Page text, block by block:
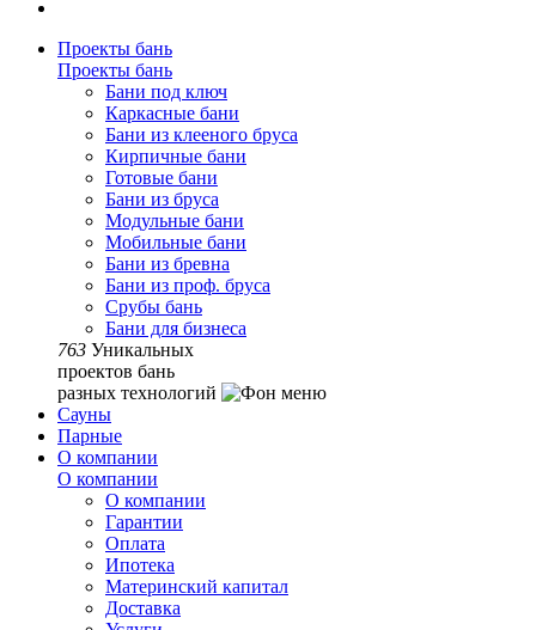
Проекты бань
Проекты бань
Бани под ключ
Каркасные бани
Бани из клееного бруса
Кирпичные бани
Готовые бани
Бани из бруса
Модульные бани
Мобильные бани
Бани из бревна
Бани из проф. бруса
Срубы бань
Бани для бизнеса
763 Уникальных
проектов бань
разных технологий
Сауны
Парные
О компании
О компании
О компании
Гарантии
Оплата
Ипотека
Материнский капитал
Доставка